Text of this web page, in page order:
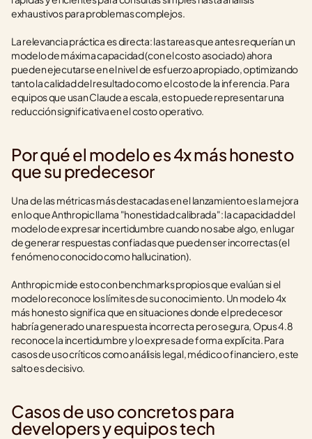
exhaustivos para problemas complejos.
La relevancia práctica es directa: las tareas que antes requerían un
modelo de máxima capacidad (con el costo asociado) ahora
pueden ejecutarse en el nivel de esfuerzo apropiado, optimizando
tanto la calidad del resultado como el costo de la inferencia. Para
equipos que usan Claude a escala, esto puede representar una
reducción significativa en el costo operativo.
Por qué el modelo es 4x más honesto
que su predecesor
Una de las métricas más destacadas en el lanzamiento es la mejora
en lo que Anthropic llama "honestidad calibrada": la capacidad del
modelo de expresar incertidumbre cuando no sabe algo, en lugar
de generar respuestas confiadas que pueden ser incorrectas (el
fenómeno conocido como hallucination).
Anthropic mide esto con benchmarks propios que evalúan si el
modelo reconoce los límites de su conocimiento. Un modelo 4x
más honesto significa que en situaciones donde el predecesor
habría generado una respuesta incorrecta pero segura, Opus 4.8
reconoce la incertidumbre y lo expresa de forma explícita. Para
casos de uso críticos como análisis legal, médico o financiero, este
salto es decisivo.
Casos de uso concretos para
developers y equipos tech